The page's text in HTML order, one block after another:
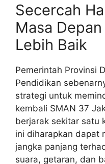
Secercah
Masa
Lebih Baik
Pemerintah Provinsi
Pendidikan
strategi untuk
kembali SMAN 37
berjarak sekitar satu
ini diharapkan dapat
jangka panjang
suara, getaran, dan